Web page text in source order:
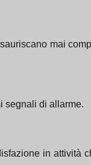
mai
segnali di allarme.
in attività